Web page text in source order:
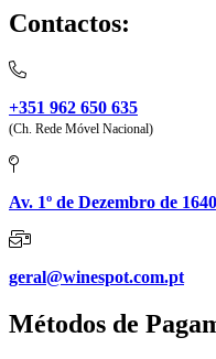
Contactos:
+351 962 650 635
(Ch. Rede Móvel Nacional)
Av. 1º de Dezembro de
geral@winespot.com.pt
Métodos de